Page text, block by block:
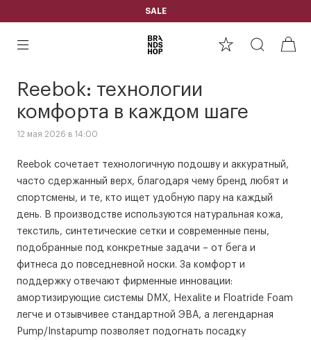
SALE
Reebok: технологии
комфорта в каждом шаге
12 мая 2026 в 14:00
Reebok сочетает технологичную подошву и аккуратный,
часто сдержанный верх, благодаря чему бренд любят и
спортсмены, и те, кто ищет удобную пару на каждый
день. В производстве используются натуральная кожа,
текстиль, синтетические сетки и современные пены,
подобранные под конкретные задачи – от бега и
фитнеса до повседневной носки. За комфорт и
поддержку отвечают фирменные инновации:
амортизирующие системы DMX, Hexalite и Floatride Foam
легче и отзывчивее стандартной ЭВА, а легендарная
Pump/Instapump позволяет подогнать посадку